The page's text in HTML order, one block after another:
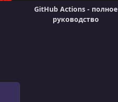
git rebase
GitHub Actions - полное
руководство